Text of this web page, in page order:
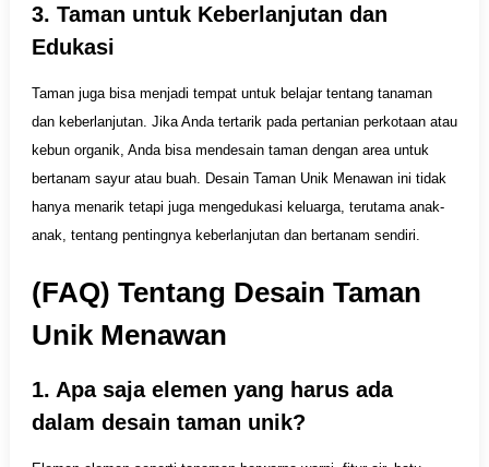
3. Taman untuk Keberlanjutan dan
Edukasi
Taman juga bisa menjadi tempat untuk belajar tentang tanaman
dan keberlanjutan. Jika Anda tertarik pada pertanian perkotaan atau
kebun organik, Anda bisa mendesain taman dengan area untuk
bertanam sayur atau buah. Desain Taman Unik Menawan ini tidak
hanya menarik tetapi juga mengedukasi keluarga, terutama anak-
anak, tentang pentingnya keberlanjutan dan bertanam sendiri.
(FAQ) Tentang Desain Taman
Unik Menawan
1. Apa saja elemen yang harus ada
dalam desain taman unik?